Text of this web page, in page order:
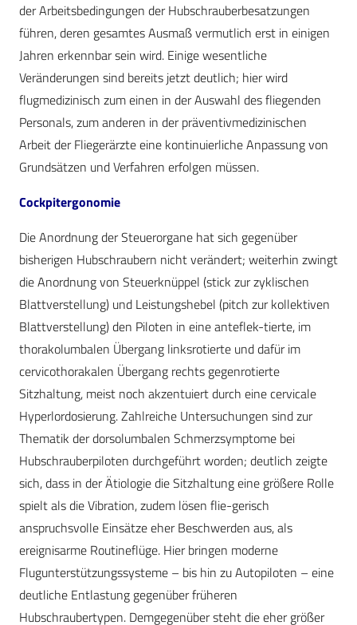
der Arbeitsbedingungen der Hubschrauberbesatzungen
führen, deren gesamtes Ausmaß vermutlich erst in einigen
Jahren erkennbar sein wird. Einige wesentliche
Veränderungen sind bereits jetzt deutlich; hier wird
flugmedizinisch zum einen in der Auswahl des fliegenden
Personals, zum anderen in der präventivmedizinischen
Arbeit der Fliegerärzte eine kontinuierliche Anpassung von
Grundsätzen und Verfahren erfolgen müssen.
Cockpitergonomie
Die Anordnung der Steuerorgane hat sich gegenüber
bisherigen Hubschraubern nicht verändert; weiterhin zwingt
die Anordnung von Steuerknüppel (stick zur zyklischen
Blattverstellung) und Leistungshebel (pitch zur kollektiven
Blattverstellung) den Piloten in eine anteflek-tierte, im
thorakolumbalen Übergang linksrotierte und dafür im
cervicothorakalen Übergang rechts gegenrotierte
Sitzhaltung, meist noch akzentuiert durch eine cervicale
Hyperlordosierung. Zahlreiche Untersuchungen sind zur
Thematik der dorsolumbalen Schmerzsymptome bei
Hubschrauberpiloten durchgeführt worden; deutlich zeigte
sich, dass in der Ätiologie die Sitzhaltung eine größere Rolle
spielt als die Vibration, zudem lösen flie-gerisch
anspruchsvolle Einsätze eher Beschwerden aus, als
ereignisarme Routineflüge. Hier bringen moderne
Flugunterstützungssysteme – bis hin zu Autopiloten – eine
deutliche Entlastung gegenüber früheren
Hubschraubertypen. Demgegenüber steht die eher größer